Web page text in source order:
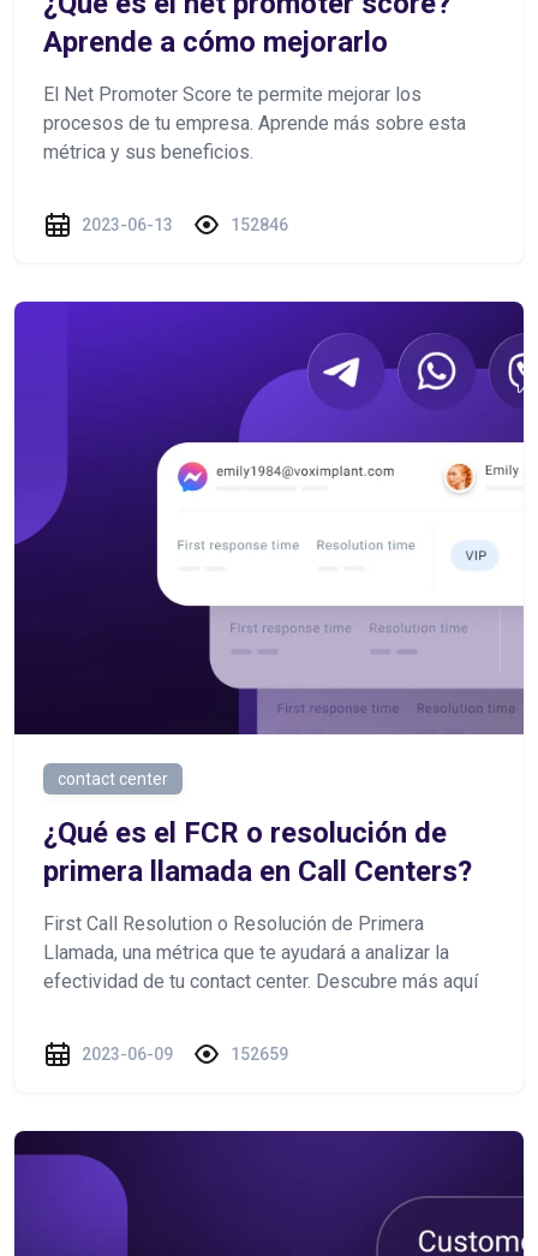
Aprende a cómo mejorarlo
El Net Promoter Score te permite mejorar los
procesos de tu empresa. Aprende más sobre esta
métrica y sus beneficios.
2023-06-13 152846
contact center
¿Qué es el FCR o resolución de
primera llamada en Call Centers?
First Call Resolution o Resolución de Primera
Llamada, una métrica que te ayudará a analizar la
efectividad de tu contact center. Descubre más aquí
2023-06-09 152659